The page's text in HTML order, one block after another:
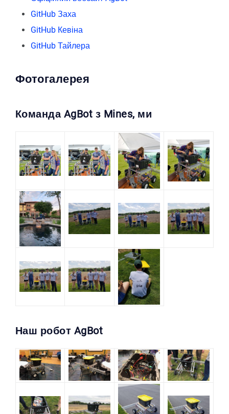
GitHub Заха
GitHub Кевіна
GitHub Тайлера
Фотогалерея
Команда AgBot з Mines, ми
Наш робот AgBot